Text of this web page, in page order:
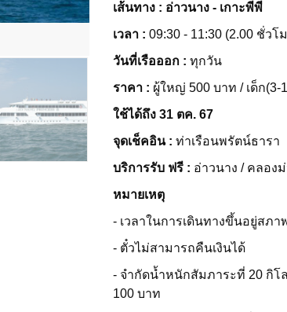
เส้นทาง : อ่าวนาง - เกาะพีพี
เวลา : 09:30 - 11:30 (2.00 ชั่วโ
วันที่เรือออก : ทุกวัน
ราคา : ผู้ใหญ่ 500 บาท / เด็ก(3-
ใช้ได้ถึง 31 ตค. 67
จุดเช็คอิน : ท่าเรือนพรัตน์ธารา
บริการรับ ฟรี : อ่าวนาง / คลอง
หมายเหตุ
- เวลาในการเดินทางขึ้นอยู่สภา
- ตั๋วไม่สามารถคืนเงินได้
- จำกัดน้ำหนักสัมภาระที่ 20 กิโ
100 บาท